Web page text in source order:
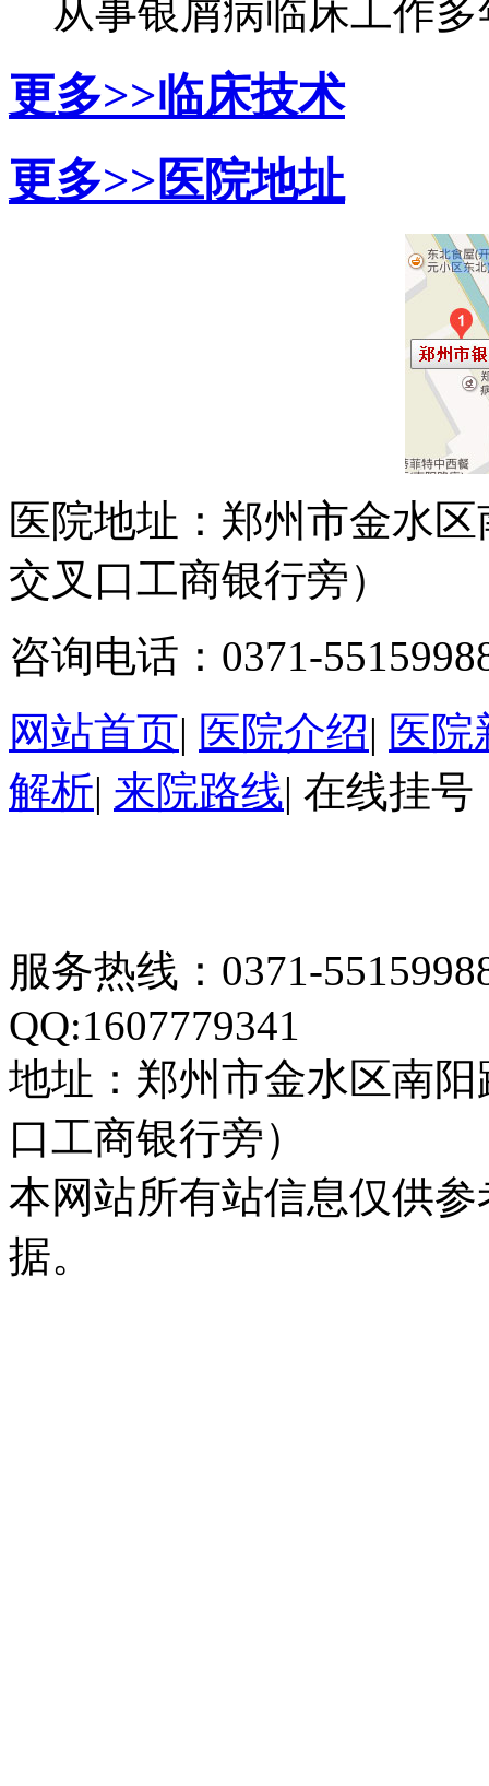
从事银屑病临床工作多
更多>>临床技术
更多>>医院地址
医院地址：郑州市金水
交叉口工商银行旁）
咨询电话：0371-
网站首页| 医院介绍| 医院
解析| 来院路线| 在线挂号
服务热线：0371-
QQ:1607779341
地址：郑州市金水区南
口工商银行旁）
本网站所有站信息仅供
据。